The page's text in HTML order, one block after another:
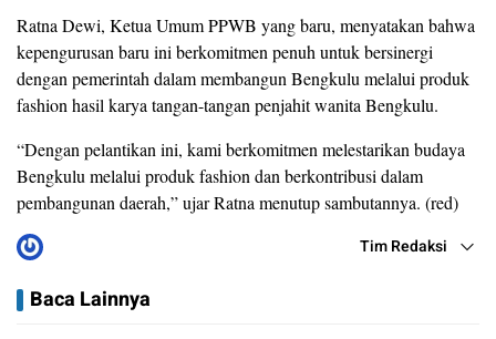
Ratna Dewi, Ketua Umum PPWB yang baru, menyatakan bahwa
kepengurusan baru ini berkomitmen penuh untuk bersinergi
dengan pemerintah dalam membangun Bengkulu melalui produk
fashion hasil karya tangan-tangan penjahit wanita Bengkulu.
“Dengan pelantikan ini, kami berkomitmen melestarikan budaya
Bengkulu melalui produk fashion dan berkontribusi dalam
pembangunan daerah,” ujar Ratna menutup sambutannya. (red)
Tim Redaksi
Baca Lainnya